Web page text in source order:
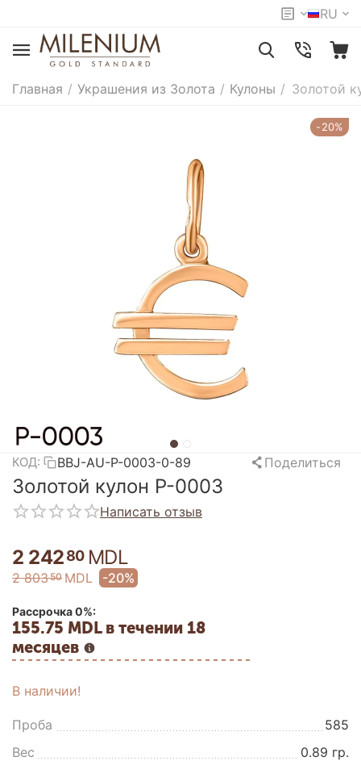
RU
Главная / Украшения из Золота / Кулоны / Золотой
-20%
КОД: BBJ-AU-P-0003-0-89 Поделиться
Золотой кулон P-0003
Написать отзыв
2 24280 MDL
2 80350 MDL -20%
Рассрочка 0%:
155.75 MDL в течении 18
месяцев
В наличии!
Проба
585
Вес
0.89 гр.